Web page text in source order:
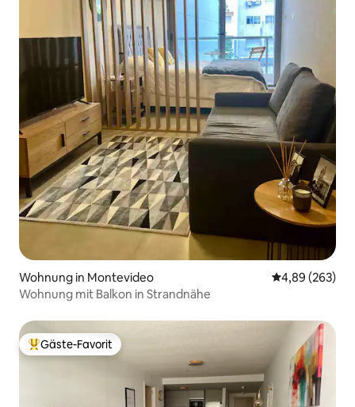
Wohnung in Montevideo
4,89 (263)
Wohnung mit Balkon in Strandnähe
Beliebter Gäste-Favorit.
Gäste-Favorit